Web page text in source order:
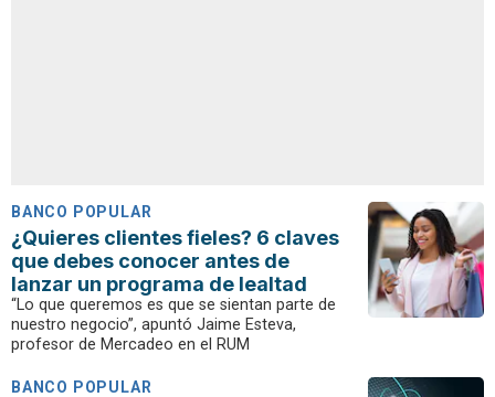
BANCO POPULAR
¿Quieres clientes fieles? 6 claves
que debes conocer antes de
lanzar un programa de lealtad
“Lo que queremos es que se sientan parte de
nuestro negocio”, apuntó Jaime Esteva,
profesor de Mercadeo en el RUM
BANCO POPULAR